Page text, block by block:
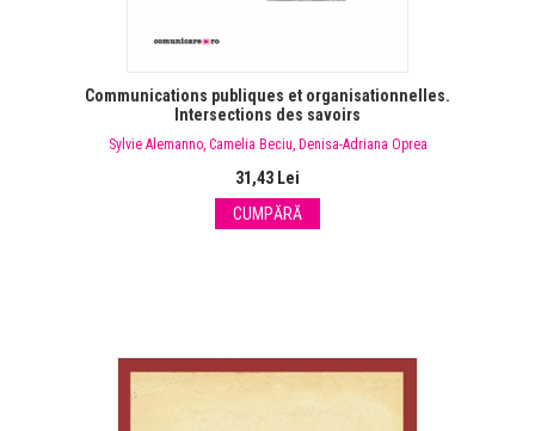
Communications publiques et organisationnelles.
Intersections des savoirs
Sylvie Alemanno, Camelia Beciu, Denisa-Adriana Oprea
31,43 Lei
CUMPĂRĂ